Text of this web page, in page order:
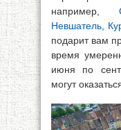
например,
Невшатель
подарит вам
время
июня по
могут